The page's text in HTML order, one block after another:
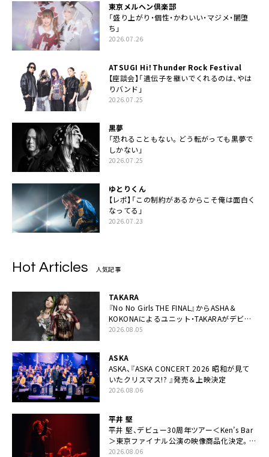
東京メルヘン倶楽部
「盛り上がり・個性・かわいい・マジメ・闇堕
ち」
2026.07.26
ATSUGI Hi！Thunder Rock Festival
【座談会】「遺伝子を継いでくれるのは、やは
りバンド」
2026.07.25
黒夢
「恐れることもない。どう転がっても黒夢で
しかない」
2026.07.25
ゆとりくん
【レポ】「この制約があるからこそ俺は面白く
なってる」
2026.07.23
Hot Articles 人気記事
TAKARA
『No No Girls THE FINAL』からASHA＆
KOKONAによるユニット・TAKARAがデビュ
ー
2026.08.05
ASKA
ASKA、『ASKA CONCERT 2026 昭和が見て
いたクリスマス!? 』発売＆上映決定
2026.08.06
平井 堅
平井 堅、デビュー30周年ツアー＜Ken’s Bar
＞東京ファイナル公演の映像商品化決定。ブ
ックレットには平井堅のメッセージ掲載も
2026.08.06